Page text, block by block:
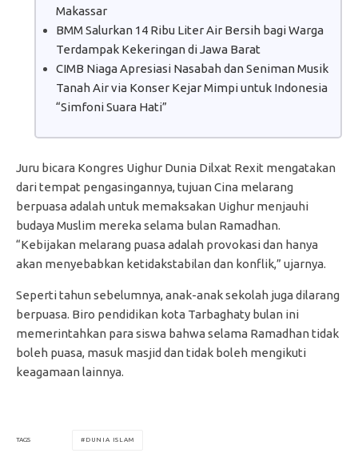
Makassar
BMM Salurkan 14 Ribu Liter Air Bersih bagi Warga
Terdampak Kekeringan di Jawa Barat
CIMB Niaga Apresiasi Nasabah dan Seniman Musik
Tanah Air via Konser Kejar Mimpi untuk Indonesia
“Simfoni Suara Hati”
Juru bicara Kongres Uighur Dunia Dilxat Rexit mengatakan
dari tempat pengasingannya, tujuan Cina melarang
berpuasa adalah untuk memaksakan Uighur menjauhi
budaya Muslim mereka selama bulan Ramadhan.
“Kebijakan melarang puasa adalah provokasi dan hanya
akan menyebabkan ketidakstabilan dan konflik,” ujarnya.
Seperti tahun sebelumnya, anak-anak sekolah juga dilarang
berpuasa. Biro pendidikan kota Tarbaghaty bulan ini
memerintahkan para siswa bahwa selama Ramadhan tidak
boleh puasa, masuk masjid dan tidak boleh mengikuti
keagamaan lainnya.
TAGS DUNIA ISLAM